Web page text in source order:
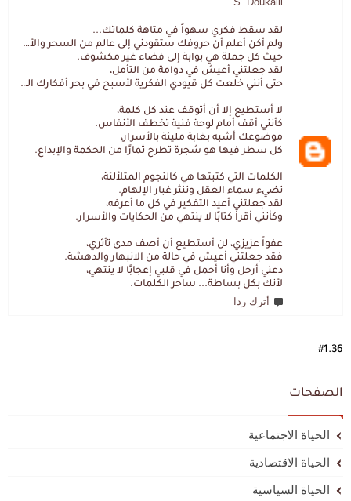
لقد سقط فكري سهواً في متاهة كلماتك...
ولم أكن أعلم أن حروفك ستقودني إلى عالم من السحر والألغاز،
حيث كل جملة هي بوابة إلى فضاء غير مكشوف.
لقد جعلتني أعيش في دوامة من التأمل،
حتى أنني خلعت كل قيودي الفكرية لأسبح في بحر أفكارك العميق.
لا أستطيع إلا أن أتوقف عند كل كلمة،
كأنني أقف أمام لوحة فنية تخطف الأنفاس.
موضوعك أشبه بغابة مليئة بالأسرار،
كل سطر فيها هو شجرة تطرح ثمارًا من الحكمة والإبداع.
الكلمات التي كتبتها هي كالنجوم المتلألئة،
تضيء سماء العقل وتنثر غبار الإلهام.
لقد جعلتني أعيد التفكير في كل ما أعرفه،
وكأنني أقرأ كتابًا لا ينتهي من الحكايات والأسرار.
عفواً عزيزي، لن أستطيع أن أصف مدى تأثري،
فقد جعلتني أعيش في حالة من الانبهار والدهشة.
دعني أرحل وأنا أحمل في قلبي إعجابًا لا ينتهي،
لأنك بكل بساطة... ساحر الكلمات.
أترك ردا
#1.36
الصفحات
الحياة الاجتماعية
الحياة الاقتصادية
الحياة السياسية